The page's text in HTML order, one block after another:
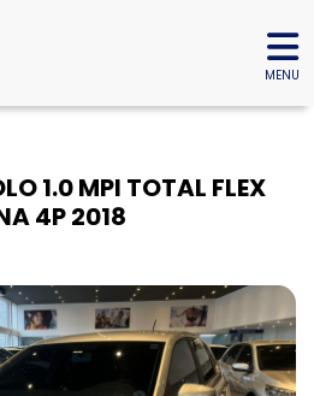
MENU
1.0 MPI TOTAL FLEX
4P 2018